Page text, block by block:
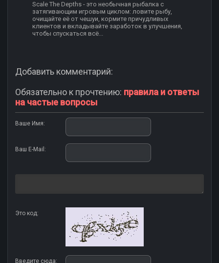
Scale The Depths - это необычная рыбалка с
затягивающим игровым циклом: ловите рыбу,
очищайте её от чешуи, кормите причудливых
клиентов и вкладывайте заработок в улучшения,
чтобы спускаться всё...
Добавить комментарий:
Обязательно к прочтению: правила и ответы
на частые вопросы
Ваше Имя:
Ваш E-Mail:
Это код:
Введите сюда: